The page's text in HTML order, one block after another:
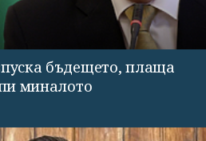
бъдещето, плаща
миналото